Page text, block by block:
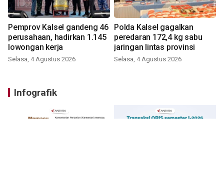
Pemprov Kalsel gandeng 46
perusahaan, hadirkan 1.145
lowongan kerja
Selasa, 4 Agustus 2026
Polda Kalsel gagalkan
peredaran 172,4 kg sabu
jaringan lintas provinsi
Selasa, 4 Agustus 2026
Infografik